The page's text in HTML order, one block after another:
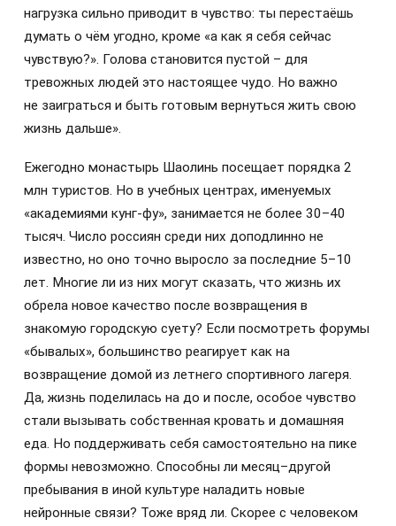
нагрузка сильно приводит в чувство: ты перестаёшь
думать о чём угодно, кроме «а как я себя сейчас
чувствую?». Голова становится пустой – для
тревожных людей это настоящее чудо. Но важно
не заиграться и быть готовым вернуться жить свою
жизнь дальше».
Ежегодно монастырь Шаолинь посещает порядка 2
млн туристов. Но в учебных центрах, именуемых
«академиями кунг-фу», занимается не более 30–40
тысяч. Число россиян среди них доподлинно не
известно, но оно точно выросло за последние 5–10
лет. Многие ли из них могут сказать, что жизнь их
обрела новое качество после возвращения в
знакомую городскую суету? Если посмотреть форумы
«бывалых», большинство реагирует как на
возвращение домой из летнего спортивного лагеря.
Да, жизнь поделилась на до и после, особое чувство
стали вызывать собственная кровать и домашняя
еда. Но поддерживать себя самостоятельно на пике
формы невозможно. Способны ли месяц–другой
пребывания в иной культуре наладить новые
нейронные связи? Тоже вряд ли. Скорее с человеком